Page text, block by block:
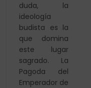
duda, la
ideología
budista es la
que domina
este lugar
sagrado. La
Pagoda del
Emperador de